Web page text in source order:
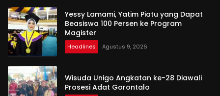
Yessy Lamami, Yatim Piatu yang Dapat
Beasiswa 100 Persen ke Program
Magister
Headlines Agustus 9, 2026
Wisuda Unigo Angkatan ke-28 Diawali
Prosesi Adat Gorontalo